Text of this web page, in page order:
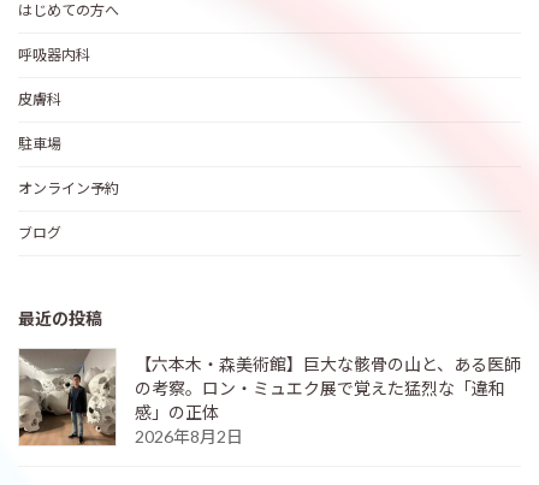
はじめての方へ
呼吸器内科
皮膚科
駐車場
オンライン予約
ブログ
最近の投稿
【六本木・森美術館】巨大な骸骨の山と、ある医師
の考察。ロン・ミュエク展で覚えた猛烈な「違和
感」の正体
2026年8月2日